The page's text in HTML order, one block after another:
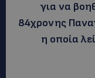
για να
84χρονης
η οποία